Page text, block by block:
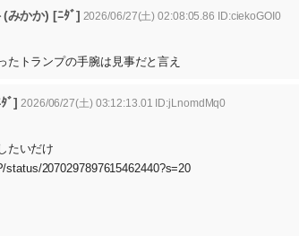
みかか) [ﾆﾀﾞ] 2026/06/27(土) 02:08:05.86 ID:ciekoGOI0
たトランプの手腕は見事だと言え
ﾞ] 2026/06/27(土) 03:12:13.01 ID:jLnomdMq0
たいだけ
2070297897615462440?s=20